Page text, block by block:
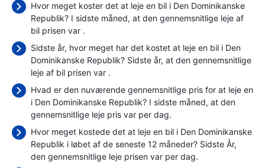
Hvor meget koster det at leje en bil i Den Dominikanske
Republik? I sidste måned, at den gennemsnitlige leje af
bil prisen var .
Sidste år, hvor meget har det kostet at leje en bil i Den
Dominikanske Republik? Sidste år, at den gennemsnitlige
leje af bil prisen var .
Hvad er den nuværende gennemsnitlige pris for at leje en
i Den Dominikanske Republik? I sidste måned, at den
gennemsnitlige leje pris var per dag.
Hvor meget kostede det at leje en bil i Den Dominikanske
Republik i løbet af de seneste 12 måneder? Sidste År,
den gennemsnitlige leje prisen var per dag.